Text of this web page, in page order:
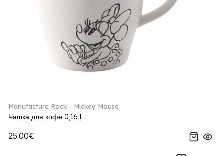
Manufacture Rock - Mickey Mouse
Чашка для кофе 0,16 l
25.00€